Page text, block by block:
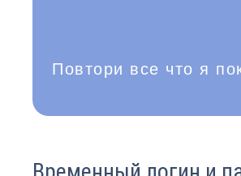
Повтори все что я